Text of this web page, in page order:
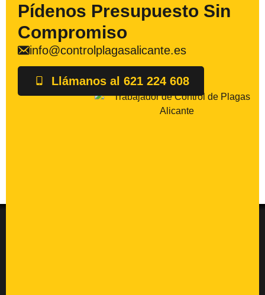
Pídenos Presupuesto Sin
Compromiso
info@controlplagasalicante.es
Llámanos al 621 224 608